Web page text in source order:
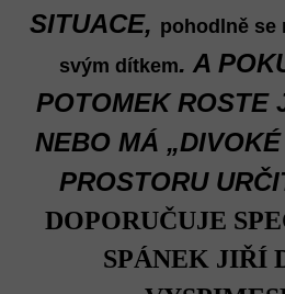
SITUACE, pohodlně se
svým dítkem. A
POTOMEK ROSTE
NEBO MÁ
PROSTORU
DOPORUČUJE
SPÁNEK JIŘÍ